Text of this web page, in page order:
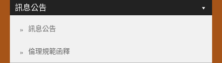
訊息公告
訊息公告
倫理規範函釋